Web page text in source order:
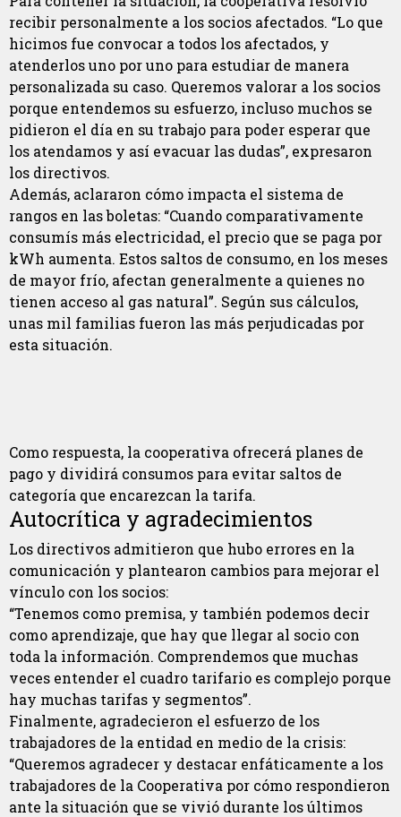
recibir personalmente a los socios afectados. “Lo que
hicimos fue convocar a todos los afectados, y
atenderlos uno por uno para estudiar de manera
personalizada su caso. Queremos valorar a los socios
porque entendemos su esfuerzo, incluso muchos se
pidieron el día en su trabajo para poder esperar que
los atendamos y así evacuar las dudas”, expresaron
los directivos.
Además, aclararon cómo impacta el sistema de
rangos en las boletas: “Cuando comparativamente
consumís más electricidad, el precio que se paga por
kWh aumenta. Estos saltos de consumo, en los meses
de mayor frío, afectan generalmente a quienes no
tienen acceso al gas natural”. Según sus cálculos,
unas mil familias fueron las más perjudicadas por
esta situación.
Como respuesta, la cooperativa ofrecerá planes de
pago y dividirá consumos para evitar saltos de
categoría que encarezcan la tarifa.
Autocrítica y agradecimientos
Los directivos admitieron que hubo errores en la
comunicación y plantearon cambios para mejorar el
vínculo con los socios:
“Tenemos como premisa, y también podemos decir
como aprendizaje, que hay que llegar al socio con
toda la información. Comprendemos que muchas
veces entender el cuadro tarifario es complejo porque
hay muchas tarifas y segmentos”.
Finalmente, agradecieron el esfuerzo de los
trabajadores de la entidad en medio de la crisis:
“Queremos agradecer y destacar enfáticamente a los
trabajadores de la Cooperativa por cómo respondieron
ante la situación que se vivió durante los últimos